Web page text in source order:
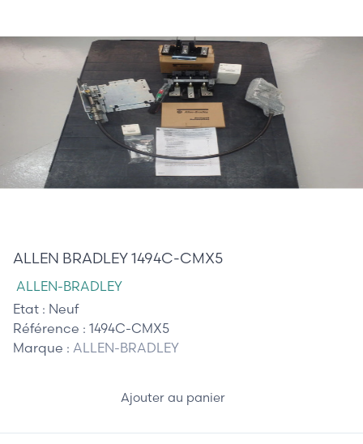
ALLEN BRADLEY 1494C-CMX5
ALLEN-BRADLEY
Etat : Neuf
Référence : 1494C-CMX5
Marque : ALLEN-BRADLEY
Ajouter au panier